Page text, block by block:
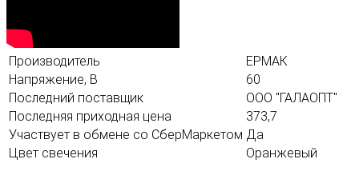
Производитель
ЕРМАК
Напряжение, В
60
Последний поставщик
ООО "ГАЛАОПТ"
Последняя приходная цена
373,7
Участвует в обмене со СберМаркетом Да
Цвет свечения
Оранжевый